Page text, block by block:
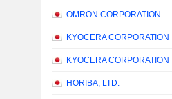
OMRON CORPORATION
KYOCERA CORPORATION
KYOCERA CORPORATION
HORIBA, LTD.